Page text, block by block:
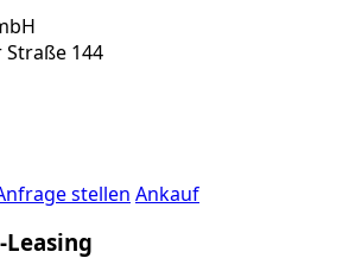
144
stellen Ankauf